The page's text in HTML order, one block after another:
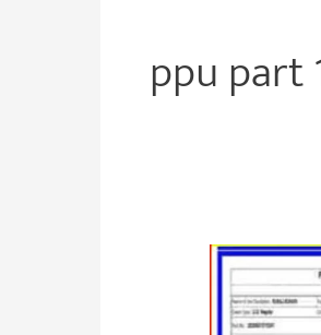
ppu part
PPU
Part